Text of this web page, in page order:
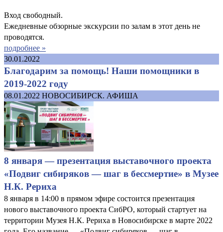
Вход свободный.
Ежедневные обзорные экскурсии по залам в этот день не
проводятся.
подробнее »
30.01.2022
Благодарим за помощь! Наши помощники в
2019-2022 году
08.01.2022 НОВОСИБИРСК. АФИША
8 января — презентация выставочного проекта
«Подвиг сибиряков — шаг в бессмертие» в Музее
Н.К. Рериха
8 января в 14:00 в прямом эфире состоится презентация
нового выставочного проекта СибРО, который стартует на
территории Музея Н.К. Рериха в Новосибирске в марте 2022